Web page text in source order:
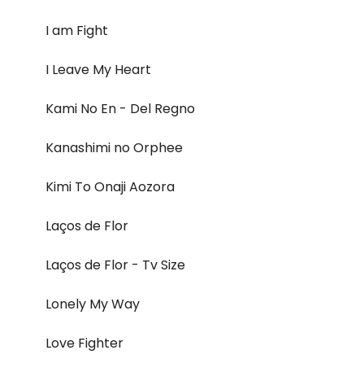
I am Fight
I Leave My Heart
Kami No En - Del Regno
Kanashimi no Orphee
Kimi To Onaji Aozora
Laços de Flor
Laços de Flor - Tv Size
Lonely My Way
Love Fighter